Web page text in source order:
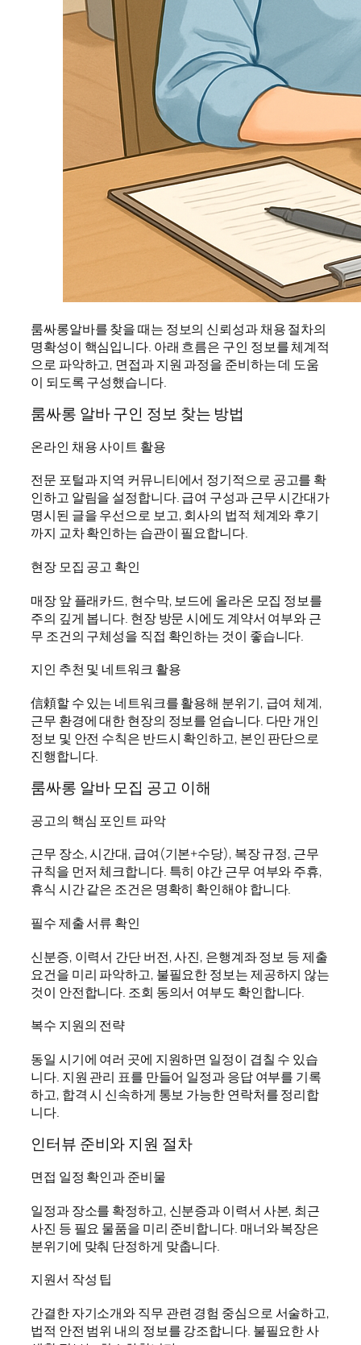
룸싸롱알바를 찾을 때는 정보의 신뢰성과 채용 절차의
명확성이 핵심입니다. 아래 흐름은 구인 정보를 체계적
으로 파악하고, 면접과 지원 과정을 준비하는 데 도움
이 되도록 구성했습니다.
룸싸롱 알바 구인 정보 찾는 방법
온라인 채용 사이트 활용
전문 포털과 지역 커뮤니티에서 정기적으로 공고를 확
인하고 알림을 설정합니다. 급여 구성과 근무 시간대가
명시된 글을 우선으로 보고, 회사의 법적 체계와 후기
까지 교차 확인하는 습관이 필요합니다.
현장 모집 공고 확인
매장 앞 플래카드, 현수막, 보드에 올라온 모집 정보를
주의 깊게 봅니다. 현장 방문 시에도 계약서 여부와 근
무 조건의 구체성을 직접 확인하는 것이 좋습니다.
지인 추천 및 네트워크 활용
信頼할 수 있는 네트워크를 활용해 분위기, 급여 체계,
근무 환경에 대한 현장의 정보를 얻습니다. 다만 개인
정보 및 안전 수칙은 반드시 확인하고, 본인 판단으로
진행합니다.
룸싸롱 알바 모집 공고 이해
공고의 핵심 포인트 파악
근무 장소, 시간대, 급여(기본+수당), 복장 규정, 근무
규칙을 먼저 체크합니다. 특히 야간 근무 여부와 주휴,
휴식 시간 같은 조건은 명확히 확인해야 합니다.
필수 제출 서류 확인
신분증, 이력서 간단 버전, 사진, 은행계좌 정보 등 제출
요건을 미리 파악하고, 불필요한 정보는 제공하지 않는
것이 안전합니다. 조회 동의서 여부도 확인합니다.
복수 지원의 전략
동일 시기에 여러 곳에 지원하면 일정이 겹칠 수 있습
니다. 지원 관리 표를 만들어 일정과 응답 여부를 기록
하고, 합격 시 신속하게 통보 가능한 연락처를 정리합
니다.
인터뷰 준비와 지원 절차
면접 일정 확인과 준비물
일정과 장소를 확정하고, 신분증과 이력서 사본, 최근
사진 등 필요 물품을 미리 준비합니다. 매너와 복장은
분위기에 맞춰 단정하게 맞춥니다.
지원서 작성 팁
간결한 자기소개와 직무 관련 경험 중심으로 서술하고,
법적 안전 범위 내의 정보를 강조합니다. 불필요한 사